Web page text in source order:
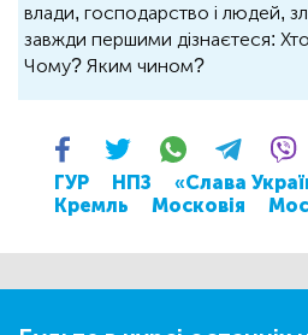
влади, господарство і людей,
завжди першими дізнаєтеся:
Чому? Яким чином?
ГУР НПЗ «Слава
Кремль
Московія